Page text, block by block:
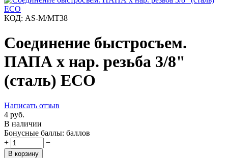
КОД: AS-M/MT38
Соединение быстросъем.
ПАПА х нар. резьба 3/8"
(сталь) ECO
Написать отзыв
4 руб.
В наличии
Бонусные баллы: баллов
+
−
В корзину